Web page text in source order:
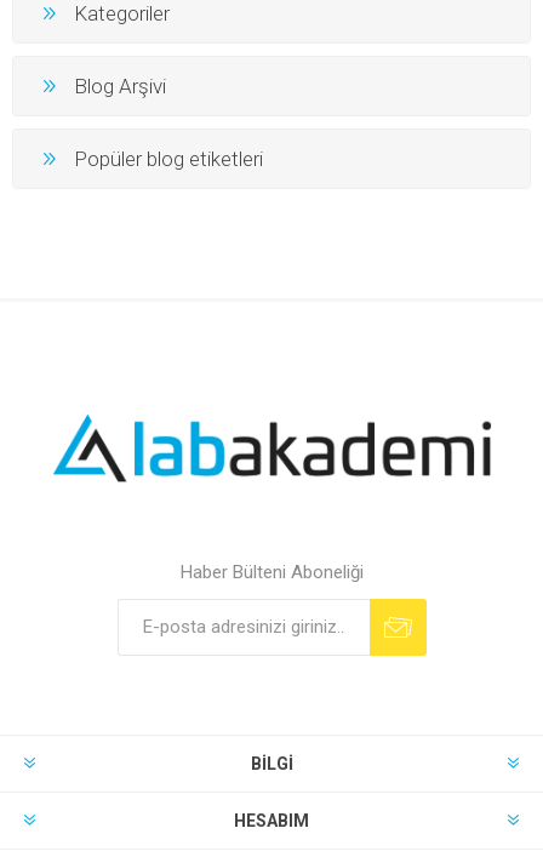
Kategoriler
Blog Arşivi
Popüler blog etiketleri
Haber Bülteni Aboneliği
BILGI
HESABIM